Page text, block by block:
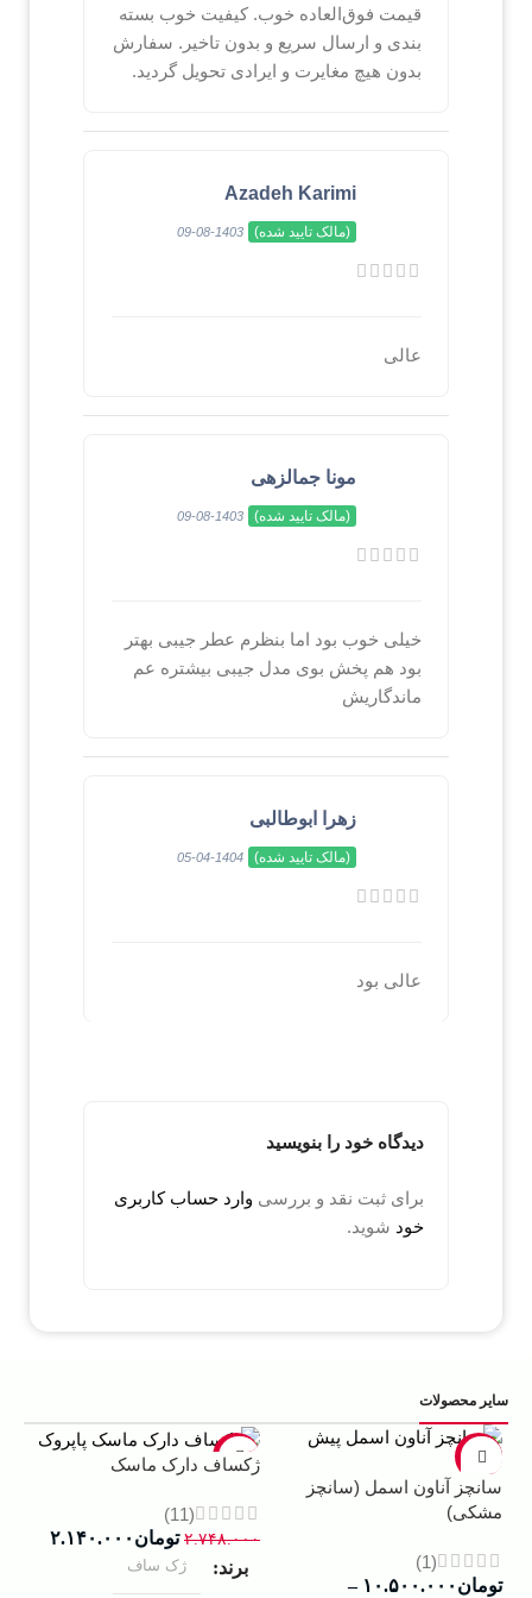
قیمت فوق‌العاده خوب. کیفیت خوب بسته
بندی و ارسال سریع و بدون تاخیر. سفارش
بدون هیچ مغایرت و ایرادی تحویل گردید.
Azadeh Karimi
(مالک تایید شده) 1403-08-09
عالی
مونا جمالزهی
(مالک تایید شده) 1403-08-09
خیلی خوب بود اما بنظرم عطر جیبی بهتر
بود هم پخش بوی مدل جیبی بیشتره عم
ماندگاریش
زهرا ابوطالبی
(مالک تایید شده) 1404-04-05
عالی بود
دیدگاه خود را بنویسید
برای ثبت نقد و بررسی وارد حساب کاربری
خود شوید.
سایر محصولات
-13%
سانچز آناون اسمل (سانچز
مشکی)
(1)
تومان ۱۰.۵۰۰.۰۰۰ –
-22%
ژکساف دارک ماسک
(11)
۲.۷۴۸.۰۰۰ تومان ۲.۱۴۰.۰۰۰
برند
ژک ساف